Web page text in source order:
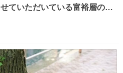
ていただいている富裕層の社
。 こんな自慢は一切しない
。 自分に自信がない半端モン